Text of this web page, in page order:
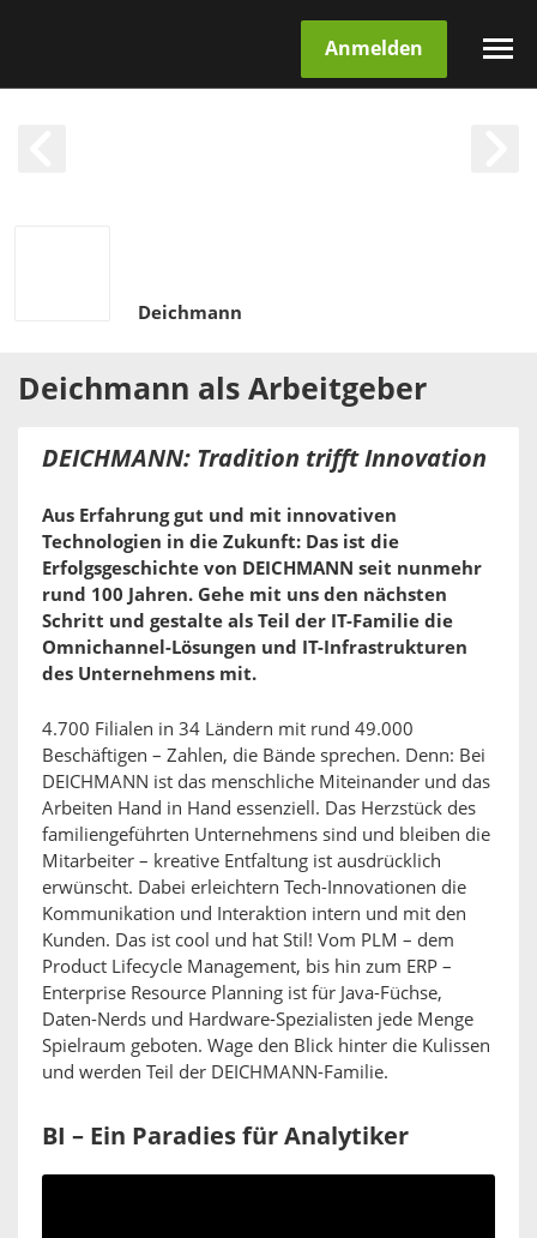
Anmelden
Deichmann
Deichmann als Arbeitgeber
DEICHMANN: Tradition trifft Innovation
Aus Erfahrung gut und mit innovativen
Technologien in die Zukunft: Das ist die
Erfolgsgeschichte von DEICHMANN seit nunmehr
rund 100 Jahren. Gehe mit uns den nächsten
Schritt und gestalte als Teil der IT-Familie die
Omnichannel-Lösungen und IT-Infrastrukturen
des Unternehmens mit.
4.700 Filialen in 34 Ländern mit rund 49.000
Beschäftigen – Zahlen, die Bände sprechen. Denn: Bei
DEICHMANN ist das menschliche Miteinander und das
Arbeiten Hand in Hand essenziell. Das Herzstück des
familiengeführten Unternehmens sind und bleiben die
Mitarbeiter – kreative Entfaltung ist ausdrücklich
erwünscht. Dabei erleichtern Tech-Innovationen die
Kommunikation und Interaktion intern und mit den
Kunden. Das ist cool und hat Stil! Vom PLM – dem
Product Lifecycle Management, bis hin zum ERP –
Enterprise Resource Planning ist für Java-Füchse,
Daten-Nerds und Hardware-Spezialisten jede Menge
Spielraum geboten. Wage den Blick hinter die Kulissen
und werden Teil der DEICHMANN-Familie.
BI – Ein Paradies für Analytiker